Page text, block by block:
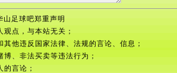
山足球吧郑重声明
点，与本站无关；
他违反国家法律、法规的言论、信息；
、非法买卖等违法行为；
言论；